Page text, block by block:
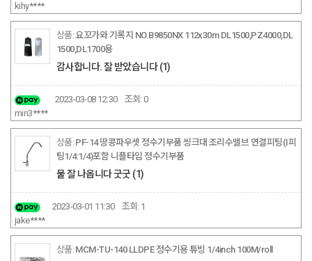
kihy****
요꼬가와 기록지 NO.B9850NX 112x30m DL1500,PZ4000,DL
1500,DL1700용
감사합니다. 잘 받았습니다(1)
min3****
2023-03-08 12:30 조회: 0
PF-14 땅콩파우셋 정수기부품 씽크대 조리수밸브 연결피팅(I피
팅1/4:1/4)포함 니플타입 정수기부품
물 잘 나옵니다 굿굿(1)
jake****
2023-03-01 11:30 조회: 1
MCM-TU-140 LLDPE 정수기용 튜빙 1/4inch 100M/roll